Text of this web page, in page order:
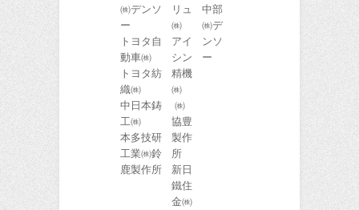
㈱デンソ
ー
トヨタ自
動車㈱
トヨタ紡
織㈱
中日本鋳
工㈱
本多技研
工業㈱鈴
鹿製作所
リュ
㈱
アイ
シン
精機
㈱
㈱
協豊
製作
所
新日
鐵住
金㈱
中部
㈱デ
ンソ
ー